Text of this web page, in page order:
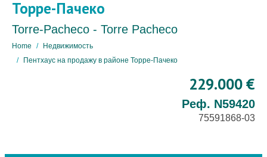
Торре-Пачеко
Torre-Pacheco - Torre Pacheco
Home
Недвижимость
Пентхаус на продажу в районе Торре-Пачеко
229.000 €
Реф. N59420
75591868-03